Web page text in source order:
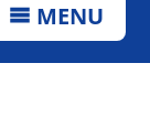
MENU